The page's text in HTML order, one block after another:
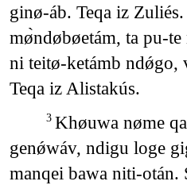
ginø-áb. Teqa iz
mø̀ndøbøetám, ta pu-
ni teitø-ketámb ndǿgo,
Teqa iz Alistakús.
3 Khøuwa nøme
genǿwáv, ndigu loge
manqei bawa niti-otán.